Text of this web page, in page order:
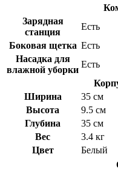
Зарядная
станция
Есть
Боковая щетка Есть
Насадка для
влажной уборки
Есть
Ширина
35 см
Высота
9.5 см
Глубина
35 см
Вес
3.4 кг
Цвет
Белый